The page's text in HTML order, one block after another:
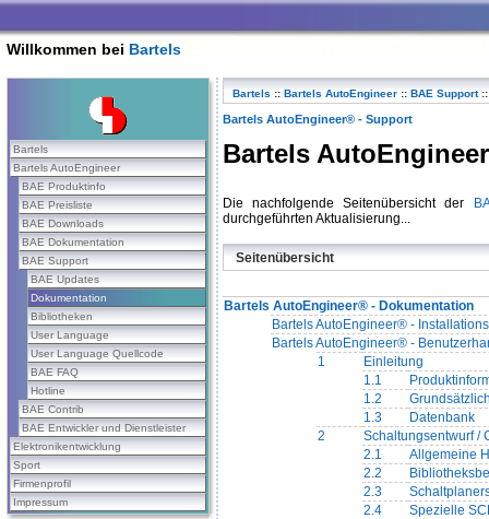
Willkommen bei Bartels
Bartels
Bartels AutoEngineer
BAE Produktinfo
BAE Preisliste
BAE Downloads
BAE Dokumentation
BAE Support
BAE Updates
Dokumentation
Bibliotheken
User Language
User Language Quellcode
BAE FAQ
Hotline
BAE Contrib
BAE Entwickler und Dienstleister
Elektronikentwicklung
Sport
Firmenprofil
Impressum
Bartels :: Bartels AutoEngineer :: BAE Support ::
Bartels AutoEngineer® - Support
Bartels
Die nachfolgende Seitenübersicht der
durchgeführten Aktualisierung...
Seitenübersicht
Bartels AutoEngineer® - Dokumentation
Bartels AutoEngineer® -
Bartels AutoEngineer® -
1
Einleitung
1.1
1.2
1.3
Datenbank
2
Schaltungsentwurf /
2.1
Allgemeine
2.2
2.3
2.4
Spezielle